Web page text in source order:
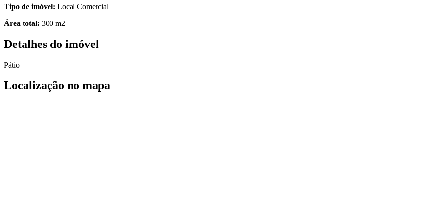
Tipo de imóvel: Local Comercial
Área total: 300 m2
Detalhes do imóvel
Pátio
Localização no mapa